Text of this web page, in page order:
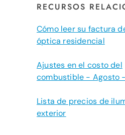
RECURSOS
Cómo leer su factura
óptica residencial
Ajustes en el costo del
combustible - Agosto
Lista de precios de
exterior